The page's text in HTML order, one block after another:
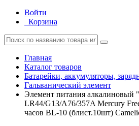
Войти
Корзина
Главная
Каталог товаров
Батарейки, аккумуляторы,
Гальванический элемент
Элемент питания алкалиновый
LR44/G13/A76/357A Mercury
часов BL-10 (блист.10шт)